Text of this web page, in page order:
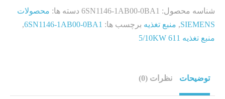
شناسه محصول: 6SN1146-1AB00-0BA1 دسته ها: محصولات
SIEMENS
, منبع تغذیه برچسب ها: 6SN1146-1AB00-0BA1
,
منبع تغذیه 611 5/10KW
توضیحات نظرات (0)